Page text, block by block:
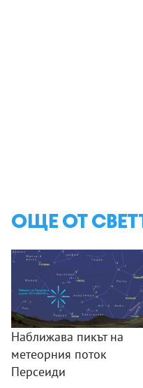
ОЩЕ ОТ
Наближава пикът на
метеорния поток
Персеиди